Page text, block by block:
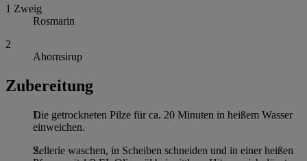
1 Zweig
Rosmarin
2
Ahornsirup
Zubereitung
Die getrockneten Pilze für ca. 20 Minuten in heißem Wasser
einweichen.
Sellerie waschen, in Scheiben schneiden und in einer heißen